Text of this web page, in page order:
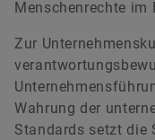
Menschenrechte
Zur
Wahrung der
Standards setzt die